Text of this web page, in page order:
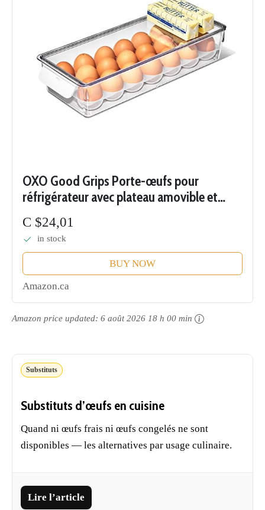
OXO Good Grips Porte-œufs pour
réfrigérateur avec plateau amovible et
couvercle Transparent
C $24,01
in stock
BUY NOW
Amazon.ca
Amazon price updated: 6 août 2026 18 h 00 min
Substituts
Substituts d’œufs en cuisine
Quand ni œufs frais ni œufs congelés ne sont
disponibles — les alternatives par usage culinaire.
Lire l’article